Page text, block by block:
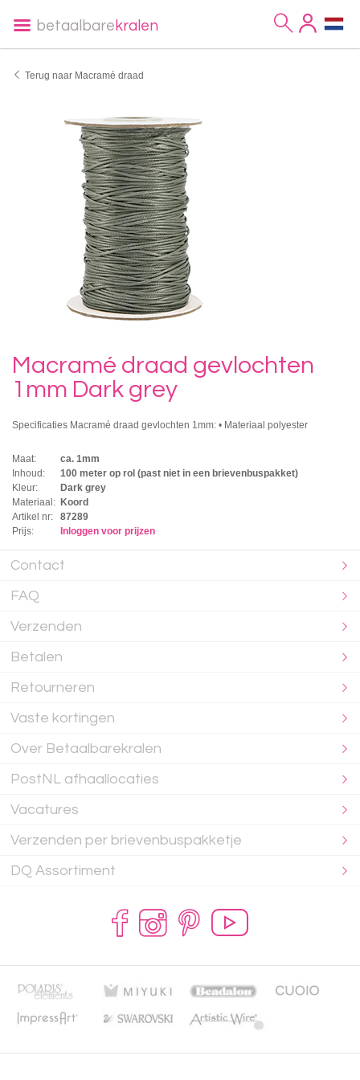
betaalbare kralen
Terug naar Macramé draad
Macramé draad gevlochten
1mm Dark grey
Specificaties Macramé draad gevlochten 1mm: • Materiaal polyester
Maat:
ca. 1mm
Inhoud:
100 meter op rol (past niet in een brievenbuspakket)
Kleur:
Dark grey
Materiaal: Koord
Artikel nr:
87289
Prijs:
Inloggen voor prijzen
Contact
FAQ
Verzenden
Betalen
Retourneren
Vaste kortingen
Over Betaalbarekralen
PostNL afhaallocaties
Vacatures
Verzenden per brievenbuspakketje
DQ Assortiment